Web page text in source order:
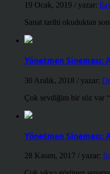
19 Ocak, 2019 / yazar:
Sanat tarihi okuduktan
Yönetmen Sineması:
30 Aralık, 2018 / yazar:
Çok sevdiğim bir söz var
Yönetmen Sineması:
28 Kasım, 2017 / yazar: